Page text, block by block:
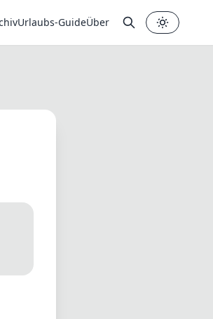
Urlaubs-GuideÜber